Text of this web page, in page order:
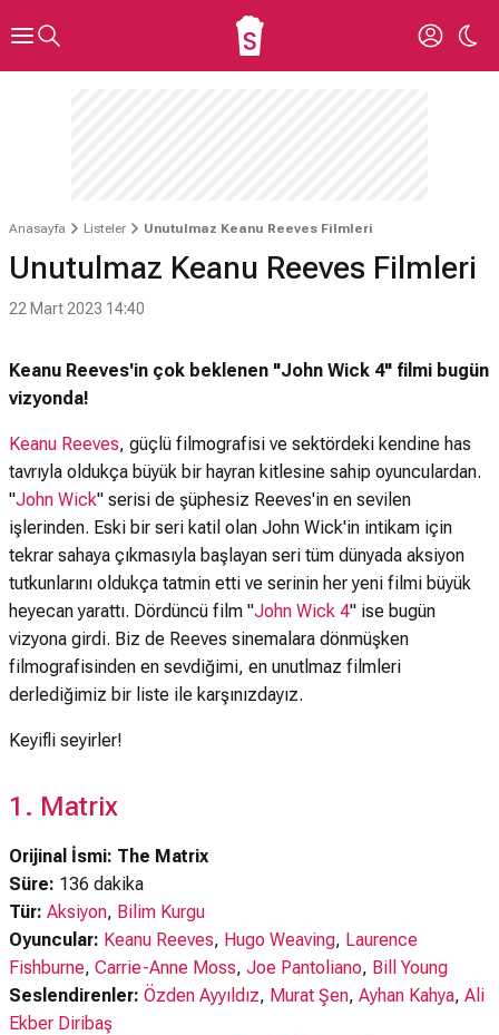
Anasayfa Listeler Unutulmaz Keanu Reeves Filmleri
Unutulmaz Keanu Reeves Filmleri
22 Mart 2023 14:40
Keanu Reeves'in çok beklenen "John Wick 4" filmi bugün
vizyonda!
Keanu Reeves, güçlü filmografisi ve sektördeki kendine has
tavrıyla oldukça büyük bir hayran kitlesine sahip oyunculardan.
"John Wick" serisi de şüphesiz Reeves'in en sevilen
işlerinden. Eski bir seri katil olan John Wick'in intikam için
tekrar sahaya çıkmasıyla başlayan seri tüm dünyada aksiyon
tutkunlarını oldukça tatmin etti ve serinin her yeni filmi büyük
heyecan yarattı. Dördüncü film "John Wick 4" ise bugün
vizyona girdi. Biz de Reeves sinemalara dönmüşken
filmografisinden en sevdiğimi, en unutlmaz filmleri
derlediğimiz bir liste ile karşınızdayız.
Keyifli seyirler!
1. Matrix
Orijinal İsmi: The Matrix
Süre: 136 dakika
Tür: Aksiyon, Bilim Kurgu
Oyuncular: Keanu Reeves, Hugo Weaving, Laurence
Fishburne, Carrie-Anne Moss, Joe Pantoliano, Bill Young
Seslendirenler: Özden Ayyıldız, Murat Şen, Ayhan Kahya, Ali
Ekber Diribaş